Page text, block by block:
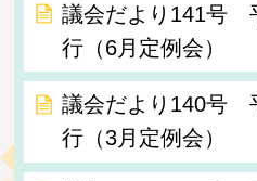
議会だより141号
行（6月定例会）
議会だより140号
行（3月定例会）